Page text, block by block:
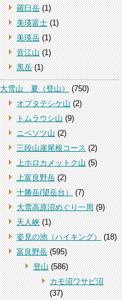
羅臼岳(1)
美瑛富士(1)
美瑛岳(1)
音江山(1)
黒岳(1)
大雪山 夏（登山）(750)
オプタテシケ山(2)
トムラウシ山(9)
ニペソツ山(2)
三段山崖尾根コース(2)
上ホロカメットク山(5)
上富良野岳(2)
十勝岳(望岳台）(7)
大雪高原沼めぐり一周(9)
天人峡(1)
姿見の池（ハイキング）(18)
富良野岳(595)
登山(586)
カモ沼ワサビ沼
(37)